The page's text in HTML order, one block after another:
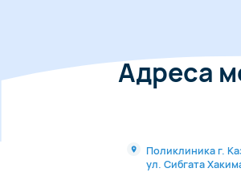
Адреса
Поликлиника г.
ул. Сибгата